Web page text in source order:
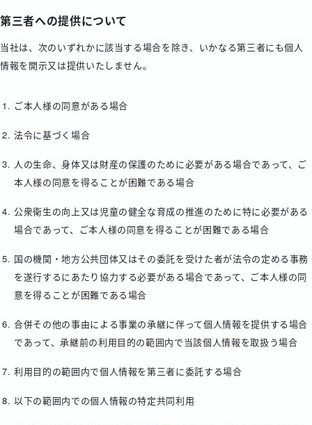
第三者への提供について
当社は、次のいずれかに該当する場合を除き、いかなる第三者にも個人
情報を開示又は提供いたしません。
ご本人様の同意がある場合
法令に基づく場合
人の生命、身体又は財産の保護のために必要がある場合であって、ご
本人様の同意を得ることが困難である場合
公衆衛生の向上又は児童の健全な育成の推進のために特に必要がある
場合であって、ご本人様の同意を得ることが困難である場合
国の機関・地方公共団体又はその委託を受けた者が法令の定める事務
を遂行するにあたり協力する必要がある場合であって、ご本人様の同
意を得ることが困難である場合
合併その他の事由による事業の承継に伴って個人情報を提供する場合
であって、承継前の利用目的の範囲内で当該個人情報を取扱う場合
利用目的の範囲内で個人情報を第三者に委託する場合
以下の範囲内での個人情報の特定共同利用